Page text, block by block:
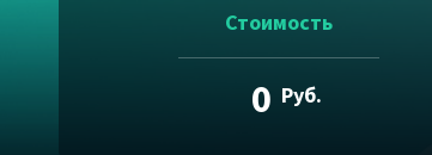
Стоимость
0 Руб.